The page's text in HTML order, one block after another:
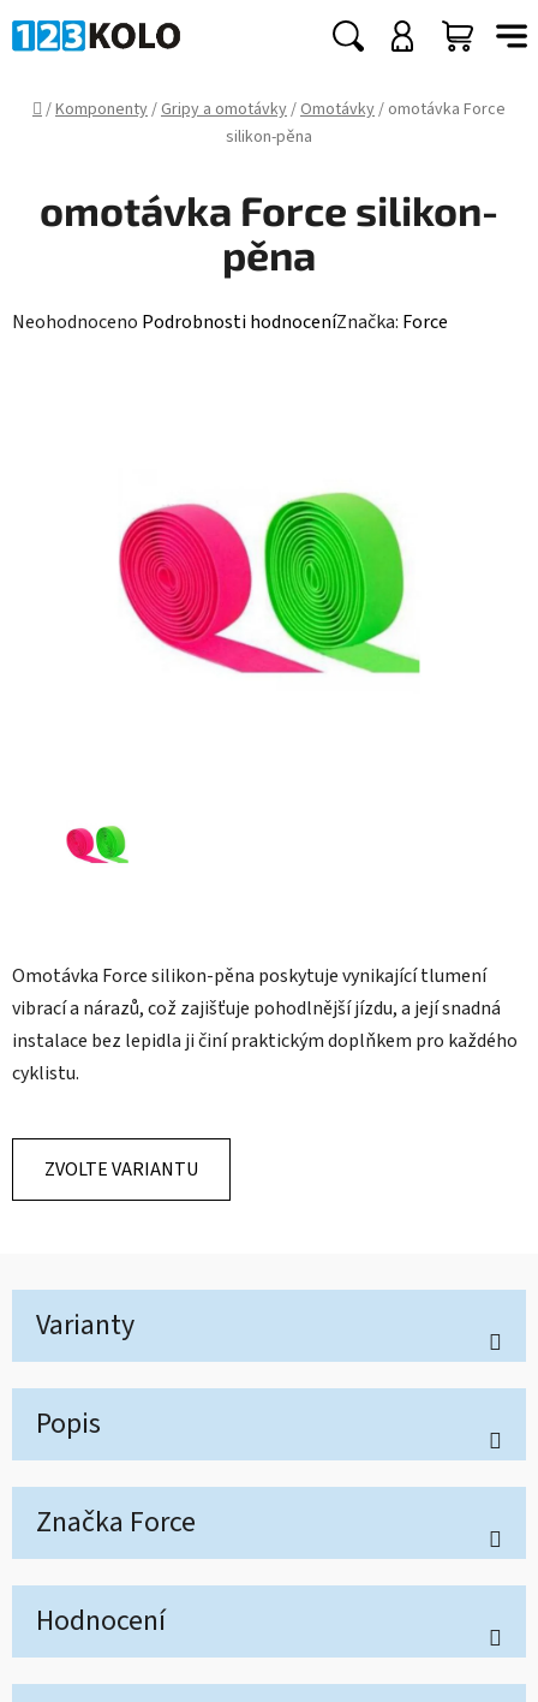
na
Hledat
KOŠÍK
Domů
/Komponenty/Gripy a omotávky/Omotávky/ omotávka Force
silikon-pěna
Omotávka Force silikon-pěna poskytuje vynikající tlumení
vibrací a nárazů, což zajišťuje pohodlnější jízdu, a její snadná
instalace bez lepidla ji činí praktickým doplňkem pro každého
cyklistu.
ZVOLTE VARIANTU
omotávka Force silikon-
pěna
Průměrné
Neohodnoceno Podrobnosti hodnoceníZnačka: Force
Varianty
Popis
Značka Force
Hodnocení